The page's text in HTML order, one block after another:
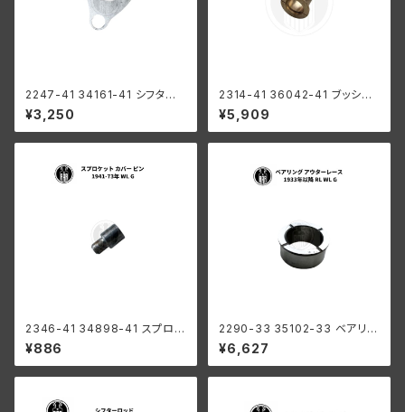
2247-41 34161-41 シフター
フォーク ギアシフティング ハー
レーダビッドソン 1941-73年
WL G
¥3,250
2314-41 36042-41 ブッシン
グ カバー内 カウンターシャフト
ハーレー 1941-64年 WL G
¥5,909
2346-41 34898-41 スプロケ
ット カバー ピン ハーレーダビッ
ドソン 1941-73年 WL G
¥886
2290-33 35102-33 ベアリン
グ アウターレース ハーレーダビ
ッドソン 1933年以降 RL WL G
¥6,627